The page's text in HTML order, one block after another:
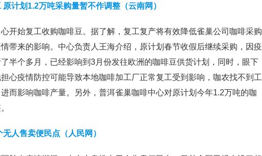
计划1.2万吨采购量暂不作调整（云南网）
开始复工收购咖啡豆。据了解，复工复产将有效降低雀巢公司咖啡采购
带来的影响。中心负责人王海介绍，原计划春节收假后继续采购，因疫
半个多月，已经影响到3月份发往欧洲的咖啡豆供货计划，同时，眼下
心疫情防控可能导致本地咖啡加工厂正常复工受到影响，咖农找不到工
而影响咖啡产量。另外，普洱雀巢咖啡中心对原计划今年1.2万吨的咖
人售卖便民点（人民网）